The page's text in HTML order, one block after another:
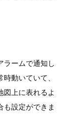
ラームで通知し
動いていて、
図上に表れるよ
も設定ができま